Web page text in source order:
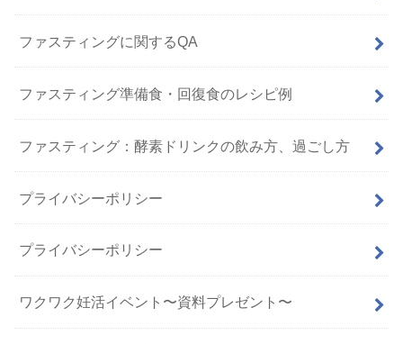
ファスティングに関するQA
ファスティング準備食・回復食のレシピ例
ファスティング：酵素ドリンクの飲み方、過ごし方
プライバシーポリシー
プライバシーポリシー
ワクワク妊活イベント〜資料プレゼント〜